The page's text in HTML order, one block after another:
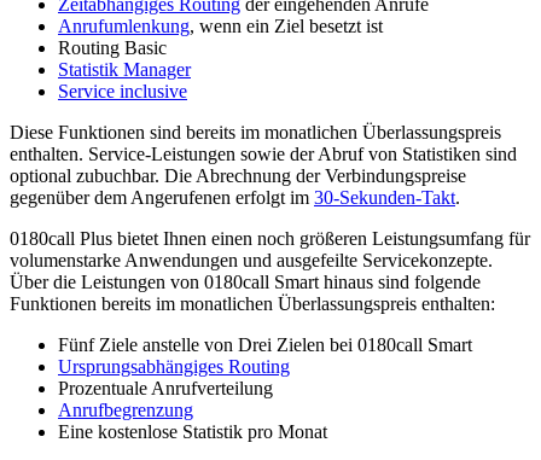
Anrufumlenkung, wenn ein Ziel besetzt ist
Routing Basic
Statistik Manager
Service inclusive
Diese Funktionen sind bereits im monatlichen Überlassungspreis
enthalten. Service-Leistungen sowie der Abruf von Statistiken sind
optional zubuchbar. Die Abrechnung der Verbindungspreise
gegenüber dem Angerufenen erfolgt im 30-Sekunden-Takt.
0180call Plus bietet Ihnen einen noch größeren Leistungsumfang für
volumenstarke Anwendungen und ausgefeilte Servicekonzepte.
Über die Leistungen von 0180call Smart hinaus sind folgende
Funktionen bereits im monatlichen Überlassungspreis enthalten:
Fünf Ziele anstelle von Drei Zielen bei 0180call Smart
Ursprungsabhängiges Routing
Prozentuale Anrufverteilung
Anrufbegrenzung
Eine kostenlose Statistik pro Monat